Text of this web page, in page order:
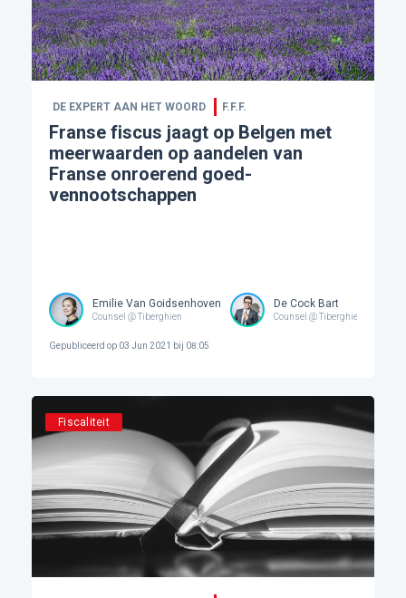
DE EXPERT AAN HET WOORD F.F.F.
Franse fiscus jaagt op Belgen met
meerwaarden op aandelen van
Franse onroerend goed-
vennootschappen
Emilie Van Goidsenhoven
Counsel @ Tiberghien
De Cock Bart
Counsel @ Tiberghien
Gepubliceerd op03 Jun 2021 bij 08:05
Fiscaliteit